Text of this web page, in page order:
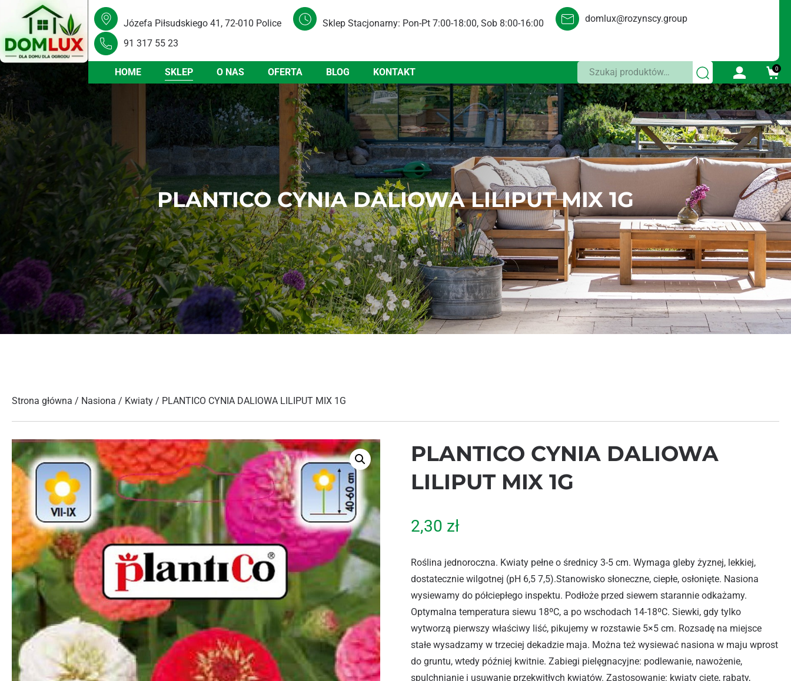
Józefa Piłsudskiego 41, 72-010 Police Sklep Stacjonarny: Pon-Pt 7:00-18:00, Sob 8:00-16:00 domlux@rozynscy.group
91 317 55 23
HOME SKLEP O NAS OFERTA BLOG KONTAKT Szukaj: 0
PLANTICO CYNIA DALIOWA LILIPUT MIX 1G
Strona główna / Nasiona / Kwiaty / PLANTICO CYNIA DALIOWA LILIPUT MIX 1G
PLANTICO CYNIA DALIOWA
LILIPUT MIX 1G
2,30 zł
Roślina jednoroczna. Kwiaty pełne o średnicy 3-5 cm. Wymaga gleby żyznej, lekkiej,
dostatecznie wilgotnej (pH 6,5 7,5).Stanowisko słoneczne, ciepłe, osłonięte. Nasiona
wysiewamy do półciepłego inspektu. Podłoże przed siewem starannie odkażamy.
Optymalna temperatura siewu 18ºC, a po wschodach 14-18ºC. Siewki, gdy tylko
wytworzą pierwszy właściwy liść, pikujemy w rozstawie 5×5 cm. Rozsadę na miejsce
stałe wysadzamy w trzeciej dekadzie maja. Można też wysiewać nasiona w maju wprost
do gruntu, wtedy później kwitnie. Zabiegi pielęgnacyjne: podlewanie, nawożenie,
spulchnianie i usuwanie przekwitłych kwiatów. Zastosowanie: kwiaty cięte, rabaty,